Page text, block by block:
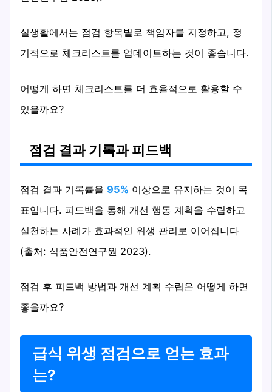
실생활에서는 점검 항목별로 책임자를 지정하고, 정
기적으로 체크리스트를 업데이트하는 것이 좋습니다.
어떻게 하면 체크리스트를 더 효율적으로 활용할 수
있을까요?
점검 결과 기록과 피드백
점검 결과 기록률을 95% 이상으로 유지하는 것이 목
표입니다. 피드백을 통해 개선 행동 계획을 수립하고
실천하는 사례가 효과적인 위생 관리로 이어집니다
(출처: 식품안전연구원 2023).
점검 후 피드백 방법과 개선 계획 수립은 어떻게 하면
좋을까요?
급식 위생 점검으로 얻는 효과
는?